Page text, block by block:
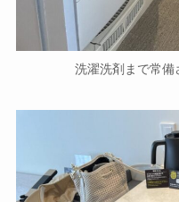
洗濯洗剤まで常備